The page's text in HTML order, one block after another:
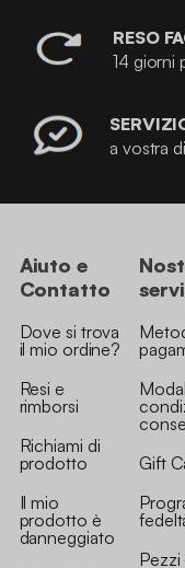
RESO
14 giorni
a vostra
Aiuto e
Contatto
Dove si trova
il mio ordine?
Resi e
rimborsi
Richiami di
prodotto
Il mio
prodotto è
danneggiato
Gift
Pezzi